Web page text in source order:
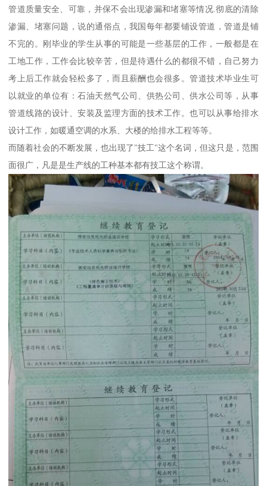
管道质量安全、可靠，并保不会出现渗漏和堵塞等情况.彻底的清除
渗漏、堵塞问题，说的通俗点，我国每年都要铺设管道，管道是铺
不完的。刚毕业的学生从事的可能是一些基层的工作，一般都是在
工地工作，工作会比较辛苦，但是待遇什么的都很不错，自己努力
考上后工作就会轻松多了，而且薪酬也会很多。管道技术毕业生可
以就业的单位有：石油天然气公司、供热公司、供水公司等，从事
管道线路的设计、安装及监理方面的技术工作。也可以从事给排水
设计工作，如暖通空调的水系、大楼的给排水工程等等。
而随着社会的不断发展，也出现了"技工"这个名词，但这只是，范围
面很广，凡是是生产线的工种基本都有技工这个称谓。